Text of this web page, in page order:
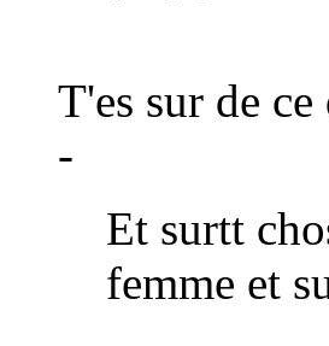
T'es sur de
-
Et surtt
femme et